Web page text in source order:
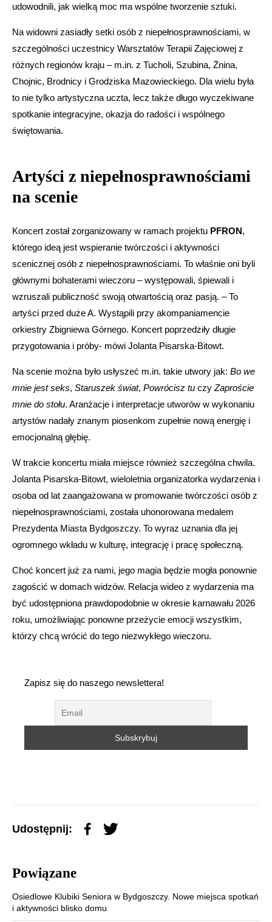
udowodnili, jak wielką moc ma wspólne tworzenie sztuki.
Na widowni zasiadły setki osób z niepełnosprawnościami, w
szczególności uczestnicy Warsztatów Terapii Zajęciowej z
różnych regionów kraju – m.in. z Tucholi, Szubina, Żnina,
Chojnic, Brodnicy i Grodziska Mazowieckiego. Dla wielu była
to nie tylko artystyczna uczta, lecz także długo wyczekiwane
spotkanie integracyjne, okazja do radości i wspólnego
świętowania.
Artyści z niepełnosprawnościami
na scenie
Koncert został zorganizowany w ramach projektu PFRON,
którego ideą jest wspieranie twórczości i aktywności
scenicznej osób z niepełnosprawnościami. To właśnie oni byli
głównymi bohaterami wieczoru – występowali, śpiewali i
wzruszali publiczność swoją otwartością oraz pasją. – To
artyści przed duże A. Wystąpili przy akompaniamencie
orkiestry Zbigniewa Górnego. Koncert poprzedziły długie
przygotowania i próby- mówi Jolanta Pisarska-Bitowt.
Na scenie można było usłyszeć m.in. takie utwory jak: Bo we
mnie jest seks, Staruszek świat, Powrócisz tu czy Zaproście
mnie do stołu. Aranżacje i interpretacje utworów w wykonaniu
artystów nadały znanym piosenkom zupełnie nową energię i
emocjonalną głębię.
W trakcie koncertu miała miejsce również szczególna chwila.
Jolanta Pisarska-Bitowt, wieloletnia organizatorka wydarzenia i
osoba od lat zaangażowana w promowanie twórczości osób z
niepełnosprawnościami, została uhonorowana medalem
Prezydenta Miasta Bydgoszczy. To wyraz uznania dla jej
ogromnego wkładu w kulturę, integrację i pracę społeczną.
Choć koncert już za nami, jego magia będzie mogła ponownie
zagościć w domach widzów. Relacja wideo z wydarzenia ma
być udostępniona prawdopodobnie w okresie karnawału 2026
roku, umożliwiając ponowne przeżycie emocji wszystkim,
którzy chcą wrócić do tego niezwykłego wieczoru.
Zapisz się do naszego newslettera!
Udostępnij:
Powiązane
Osiedlowe Klubiki Seniora w Bydgoszczy. Nowe miejsca spotkań
i aktywności blisko domu